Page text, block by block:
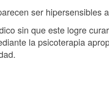
ser hipersensibles
sin que este logre
la psicoterapia